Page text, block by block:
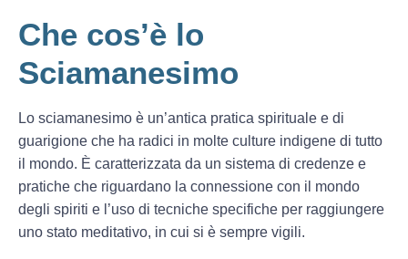
Che cos’è lo
Sciamanesimo
Lo sciamanesimo è un’antica pratica spirituale e di
guarigione che ha radici in molte culture indigene di tutto
il mondo. È caratterizzata da un sistema di credenze e
pratiche che riguardano la connessione con il mondo
degli spiriti e l’uso di tecniche specifiche per raggiungere
uno stato meditativo, in cui si è sempre vigili.